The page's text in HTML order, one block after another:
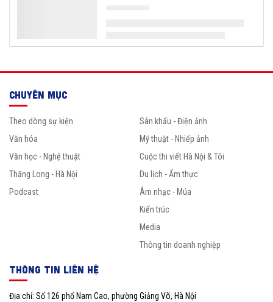
CHUYÊN MỤC
Theo dòng sự kiện
Văn hóa
Văn học - Nghệ thuật
Thăng Long - Hà Nội
Podcast
Sân khấu - Điện ảnh
Mỹ thuật - Nhiếp ảnh
Cuộc thi viết Hà Nội & Tôi
Du lịch - Ẩm thực
Âm nhạc - Múa
Kiến trúc
Media
Thông tin doanh nghiệp
THÔNG TIN LIÊN HỆ
Địa chỉ: Số 126 phố Nam Cao, phường Giảng Võ, Hà Nội